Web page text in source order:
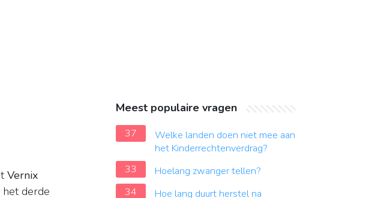
Vernix
het derde
Meest populaire vragen
37
Welke landen doen niet mee aan
het Kinderrechtenverdrag?
33
Hoelang zwanger tellen?
34
Hoe lang duurt herstel na